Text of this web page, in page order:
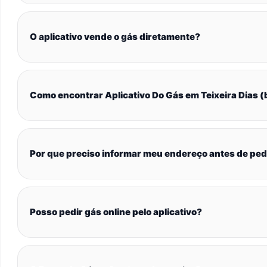
O aplicativo vende o gás diretamente?
Como encontrar Aplicativo Do Gás em Teixeira Dias
Por que preciso informar meu endereço antes de
Posso pedir gás online pelo aplicativo?